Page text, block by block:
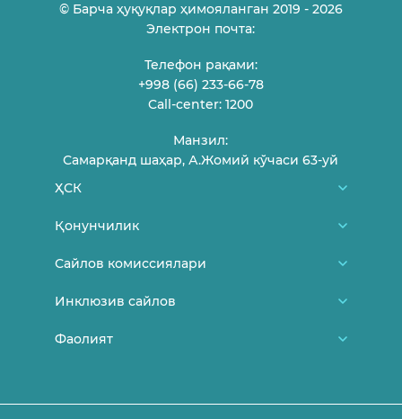
© Барча ҳуқуқлар ҳимояланган 2019 - 2026
Электрон почта:
Телефон рақами:
+998 (66) 233-66-78
Call-center: 1200
Манзил:
Самарқанд шаҳар, А.Жомий кўчаси 63-уй
ҲСК
Биз ҳақимизда
Боғланиш
Қонунчилик
Ўзбекистон Республикаси Конституцияси
ҲСК Қарорлари
Сайлов комиссиялари
Туман/шаҳар сайлов комиссиялари
Инклюзив сайлов
Сайлов ва ёшлар
Фаолият
Эълонлар